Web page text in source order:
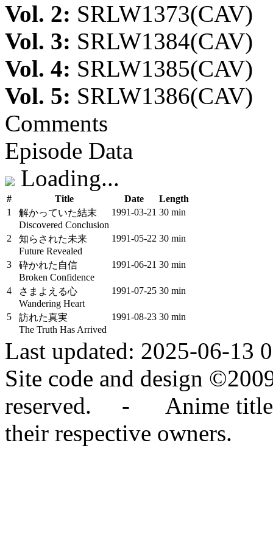
Vol. 2: SRLW1373(CAV)
Vol. 3: SRLW1384(CAV)
Vol. 4: SRLW1385(CAV)
Vol. 5: SRLW1386(CAV)
Comments
Episode Data
Loading...
# Title Date
Length
1
解かっていた結末
Discovered Conclusion
1991‑03‑21 30 min
2
知らされた未来
Future Revealed
1991‑05‑22 30 min
3
砕かれた自信
Broken Confidence
1991‑06‑21 30 min
4
さまよえる心
Wandering Heart
1991‑07‑25 30 min
5
訪れた真実
The Truth Has Arrived
1991‑08‑23 30 min
Last updated: 2025-06-13
Site code and design
reserved. - Anime titles,
their respective owners.